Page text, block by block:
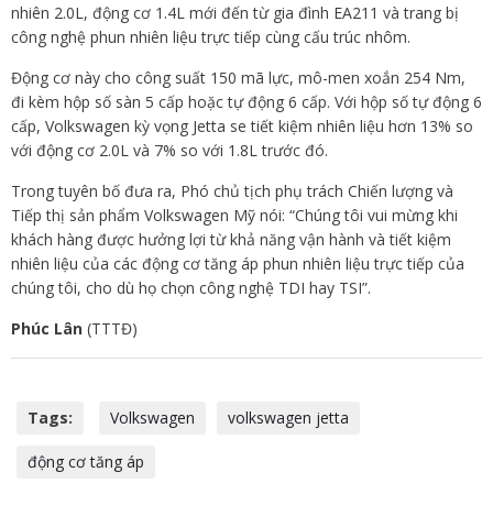
nhiên 2.0L, động cơ 1.4L mới đến từ gia đình EA211 và trang bị
công nghệ phun nhiên liệu trực tiếp cùng cấu trúc nhôm.
Động cơ này cho công suất 150 mã lực, mô-men xoắn 254 Nm,
đi kèm hộp số sàn 5 cấp hoặc tự động 6 cấp. Với hộp số tự động 6
cấp, Volkswagen kỳ vọng Jetta se tiết kiệm nhiên liệu hơn 13% so
với động cơ 2.0L và 7% so với 1.8L trước đó.
Trong tuyên bố đưa ra, Phó chủ tịch phụ trách Chiến lượng và
Tiếp thị sản phẩm Volkswagen Mỹ nói: “Chúng tôi vui mừng khi
khách hàng được hưởng lợi từ khả năng vận hành và tiết kiệm
nhiên liệu của các động cơ tăng áp phun nhiên liệu trực tiếp của
chúng tôi, cho dù họ chọn công nghệ TDI hay TSI”.
Phúc Lân (TTTĐ)
Tags: Volkswagen volkswagen jetta
động cơ tăng áp